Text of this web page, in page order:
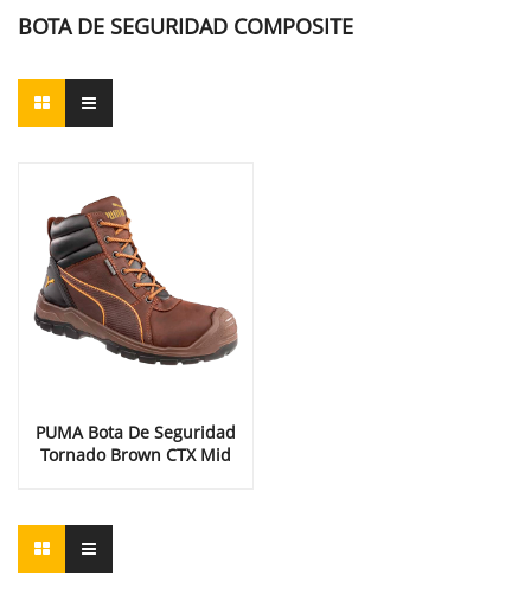
BOTA DE SEGURIDAD COMPOSITE
PUMA Bota De Seguridad
Tornado Brown CTX Mid